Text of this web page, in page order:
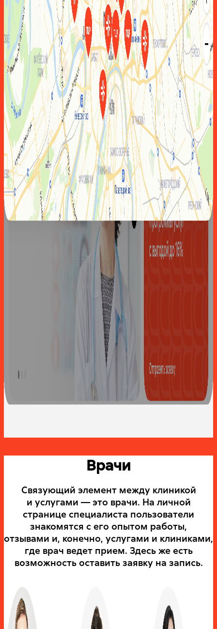
Врачи
Связующий элемент между клиникой
и услугами — это врачи. На личной
странице специалиста пользователи
знакомятся с его опытом работы,
отзывами и, конечно, услугами и клиниками,
где врач ведет прием. Здесь же есть
возможность оставить заявку на запись.